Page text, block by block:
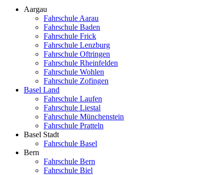
Aargau
Fahrschule Aarau
Fahrschule Baden
Fahrschule Frick
Fahrschule Lenzburg
Fahrschule Oftringen
Fahrschule Rheinfelden
Fahrschule Wohlen
Fahrschule Zofingen
Basel Land
Fahrschule Laufen
Fahrschule Liestal
Fahrschule Münchenstein
Fahrschule Pratteln
Basel Stadt
Fahrschule Basel
Bern
Fahrschule Bern
Fahrschule Biel